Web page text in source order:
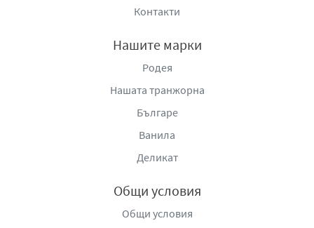
надеждност и добра стойност.
18 броя са създадени да осигурят ежедневна защита и
комфорт, съчетавайки ефективна абсорбация,
дискретен дизайн и усещане за свежест, което ви дава
По време на менструация вземете
на крилцата, които трябва да бъдат залепени отдолу.
Сменяйте превръзката си през няколко часа.
EveryDay е една от най-популярните марки на
Контакти
Нашите марки
Родея
Нашата транжорна
Българе
Ванила
Деликат
Общи условия
Общи условия